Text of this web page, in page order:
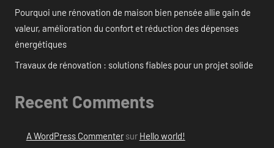
Pourquoi une rénovation de maison bien pensée allie gain de
valeur, amélioration du confort et réduction des dépenses
énergétiques
Travaux de rénovation : solutions fiables pour un projet solide
Recent Comments
A WordPress Commentersur Hello world!